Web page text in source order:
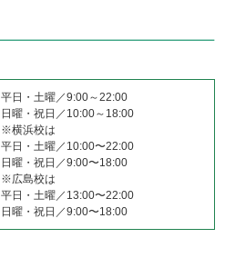
平日・土曜／9:00～22:00
日曜・祝日／10:00～18:00
※横浜校は
平日・土曜／10:00〜22:00
日曜・祝日／9:00〜18:00
※広島校は
平日・土曜／13:00〜22:00
日曜・祝日／9:00〜18:00